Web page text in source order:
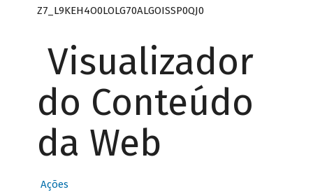
Z7_L9KEH4O0LOLG70ALGOISSP0QJ0
Visualizador
do Conteúdo
da Web
Ações